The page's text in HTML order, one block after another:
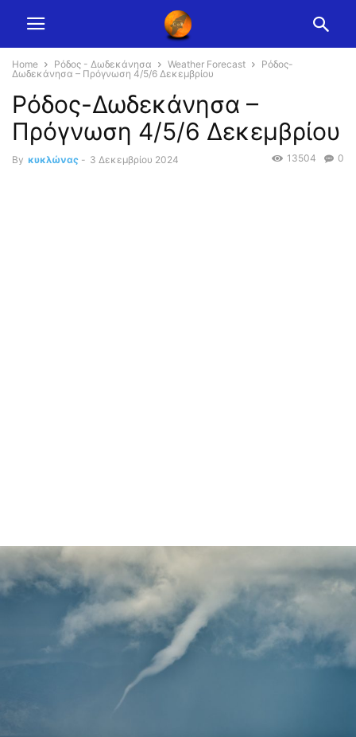
Home Ρόδος - Δωδεκάνησα Weather Forecast
Ρόδος-
Δωδεκάνησα – Πρόγνωση 4/5/6 Δεκεμβρίου
Ρόδος-Δωδεκάνησα –
Πρόγνωση 4/5/6 Δεκεμβρίου
By κυκλώνας - 3 Δεκεμβρίου 2024 0
13504